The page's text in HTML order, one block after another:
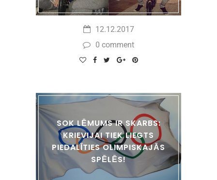
12.12.2017
0 comment
SOK LĒMUMS IR SKARBS:
KRIEVIJAI TIEK LIEGTS
PIEDALĪTIES OLIMPISKAJĀS
SPĒLĒS!